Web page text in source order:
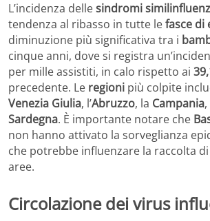
L’incidenza dellesindromi
tendenza al ribasso in tutte lefasce di
diminuzione più significativa tra i
cinque anni, dove si registra
per mille assistiti, in calo rispetto ai
precedente. Le regioni più colpite
Venezia Giulia, l’Abruzzo, la Campania
Sardegna. È importante notare che
non hanno attivato la sorveglianza
che potrebbe influenzare la raccolta
aree.
Circolazione dei virus